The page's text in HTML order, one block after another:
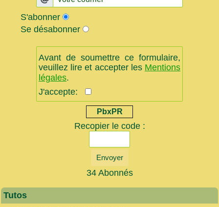
S'abonner
Se désabonner
Avant de soumettre ce formulaire,
veuillez lire et accepter les Mentions
légales.
J'accepte:
PbxPR
Recopier le code :
Envoyer
34 Abonnés
Tutos